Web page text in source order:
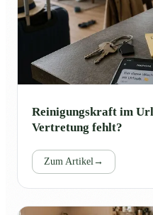
Reinigungskraft im
Vertretung fehlt?
Zum Artikel→